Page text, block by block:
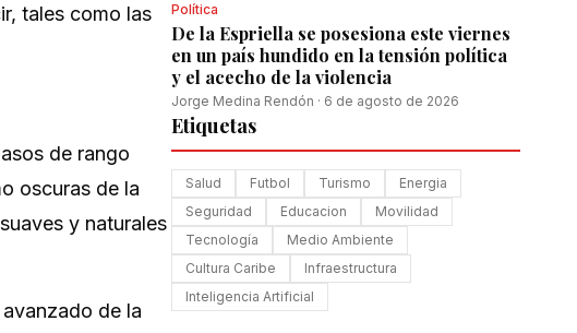
tales como las
de rango
oscuras de la
y naturales
de la
Política
De la Espriella se posesiona este viernes
en un país hundido en la tensión política
y el acecho de la violencia
Jorge Medina Rendón · 6 de agosto de 2026
Etiquetas
Salud Futbol Turismo
Energia
Seguridad
Educacion
Movilidad
Tecnología
Medio Ambiente
Cultura Caribe
Infraestructura
Inteligencia Artificial